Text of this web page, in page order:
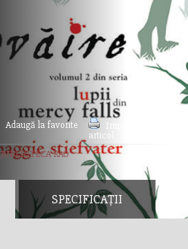
Adaugă la favorite
Imprimă acest
articol
BIBLIOTECA RAO
SPECIFICAȚII